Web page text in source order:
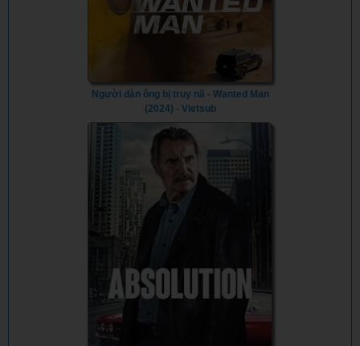
Người đàn ông bị truy nã - Wanted Man
(2024) - Vietsub